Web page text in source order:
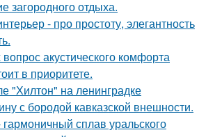
загородного отдыха.
- про простоту, элегантность
акустического комфорта
в приоритете.
"Хилтон" на ленинградке
с бородой кавказской внешности.
сплав уральского